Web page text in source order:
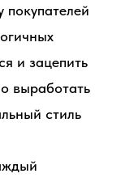
и зацепить
выработать
стиль